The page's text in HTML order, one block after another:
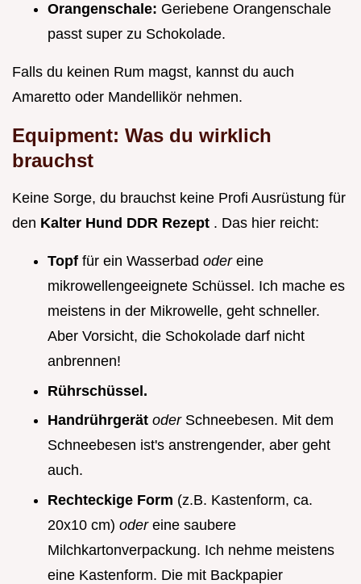
Orangenschale: Geriebene Orangenschale
passt super zu Schokolade.
Falls du keinen Rum magst, kannst du auch
Amaretto oder Mandellikör nehmen.
Equipment: Was du wirklich
brauchst
Keine Sorge, du brauchst keine Profi Ausrüstung für
den Kalter Hund DDR Rezept . Das hier reicht:
Topf für ein Wasserbad oder eine
mikrowellengeeignete Schüssel. Ich mache es
meistens in der Mikrowelle, geht schneller.
Aber Vorsicht, die Schokolade darf nicht
anbrennen!
Rührschüssel.
Handrührgerät oder Schneebesen. Mit dem
Schneebesen ist's anstrengender, aber geht
auch.
Rechteckige Form (z.B. Kastenform, ca.
20x10 cm) oder eine saubere
Milchkartonverpackung. Ich nehme meistens
eine Kastenform. Die mit Backpapier